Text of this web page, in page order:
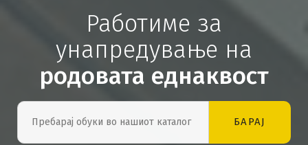
Работиме за
унапредување на
родовата еднаквост
БАРАЈ